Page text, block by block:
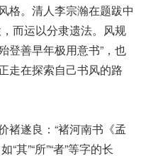
格。清人李宗瀚在题跋中
而运以分隶遗法。风规
登善早年极用意书”，也
走在探索自己书风的路
遂良：“褚河南书《孟
其”“所”“者”等字的长